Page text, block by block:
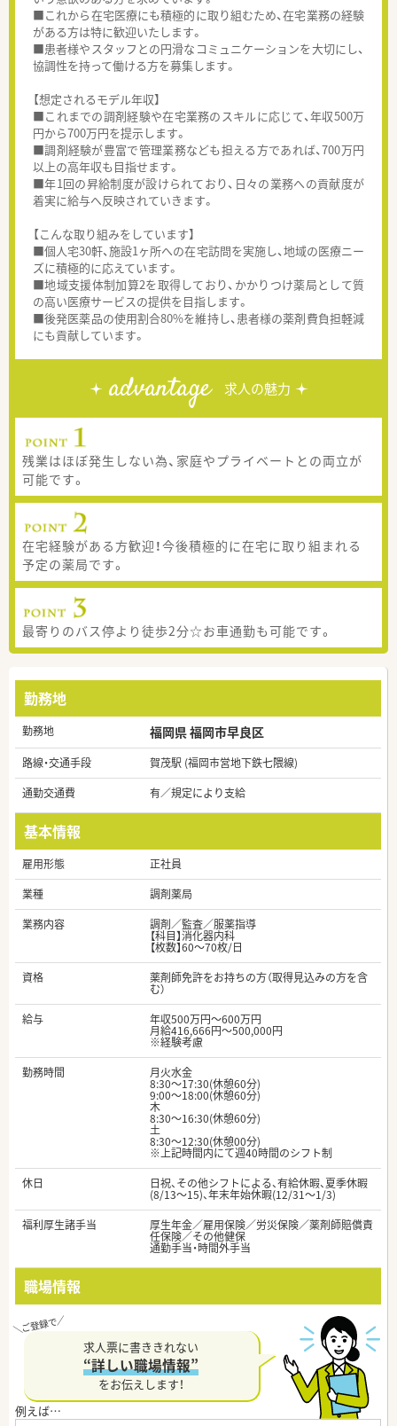
■これから在宅医療にも積極的に取り組むため、在宅業務の経験
がある方は特に歓迎いたします。
■患者様やスタッフとの円滑なコミュニケーションを大切にし、
協調性を持って働ける方を募集します。
【想定されるモデル年収】
■これまでの調剤経験や在宅業務のスキルに応じて、年収500万
円から700万円を提示します。
■調剤経験が豊富で管理業務なども担える方であれば、700万円
以上の高年収も目指せます。
■年1回の昇給制度が設けられており、日々の業務への貢献度が
着実に給与へ反映されていきます。
【こんな取り組みをしています】
■個人宅30軒、施設1ヶ所への在宅訪問を実施し、地域の医療ニー
ズに積極的に応えています。
■地域支援体制加算2を取得しており、かかりつけ薬局として質
の高い医療サービスの提供を目指します。
■後発医薬品の使用割合80%を維持し、患者様の薬剤費負担軽減
にも貢献しています。
advantage 求人の魅力
残業はほぼ発生しない為、家庭やプライベートとの両立が
可能です。
在宅経験がある方歓迎！今後積極的に在宅に取り組まれる
予定の薬局です。
最寄りのバス停より徒歩2分☆お車通勤も可能です。
勤務地
勤務地 福岡県 福岡市早良区
路線・交通手段
賀茂駅 (福岡市営地下鉄七隈線)
通勤交通費
有／規定により支給
基本情報
雇用形態
正社員
業種
調剤薬局
業務内容
調剤／監査／服薬指導
【科目】消化器内科
【枚数】60～70枚/日
資格
薬剤師免許をお持ちの方（取得見込みの方を含
む）
給与
年収500万円～600万円
月給416,666円～500,000円
※経験考慮
勤務時間
月火水金
8:30～17:30(休憩60分)
9:00～18:00(休憩60分)
木
8:30～16:30(休憩60分)
土
8:30～12:30(休憩00分)
※上記時間内にて週40時間のシフト制
休日
日祝、その他シフトによる、有給休暇、夏季休暇
(8/13～15)、年末年始休暇(12/31～1/3)
福利厚生諸手当
厚生年金／雇用保険／労災保険／薬剤師賠償責
任保険／その他健保
通勤手当・時間外手当
職場情報
求人票に書ききれない
“詳しい職場情報”
をお伝えします！